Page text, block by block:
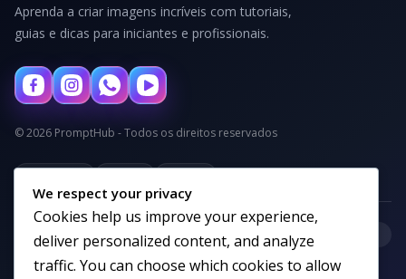
Aprenda a criar imagens incríveis com tutoriais,
guias e dicas para iniciantes e profissionais.
© 2026 PromptHub - Todos os direitos reservados
Categorias
We respect your privacy
Cookies help us improve your experience,
deliver personalized content, and analyze
traffic. You can choose which cookies to allow